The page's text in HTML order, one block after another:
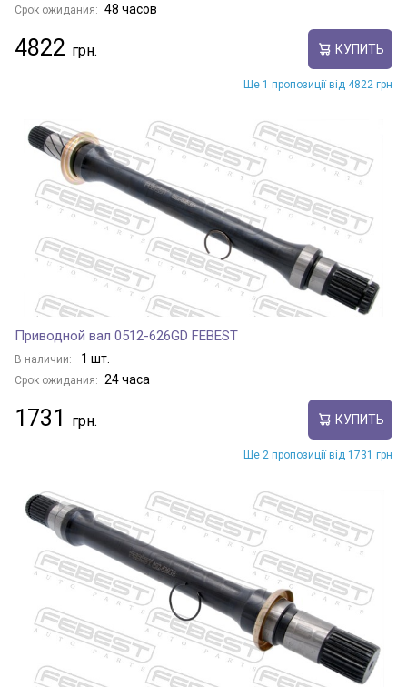
Срок ожидания: 48 часов
4822 КУПИТЬ
Ще 1 пропозиції від 4822 грн
Приводной вал 0512-626GD FEBEST
В наличии: 1 шт.
Срок ожидания: 24 часа
1731 КУПИТЬ
Ще 2 пропозиції від 1731 грн